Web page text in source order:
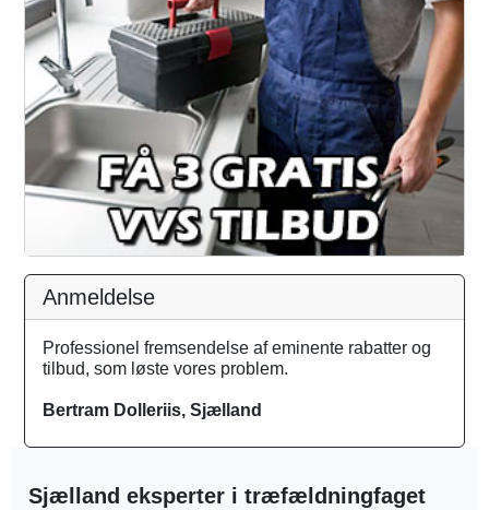
Anmeldelse
Professionel fremsendelse af eminente rabatter og
tilbud, som løste vores problem.
Bertram Dolleriis, Sjælland
Sjælland eksperter i træfældningfaget